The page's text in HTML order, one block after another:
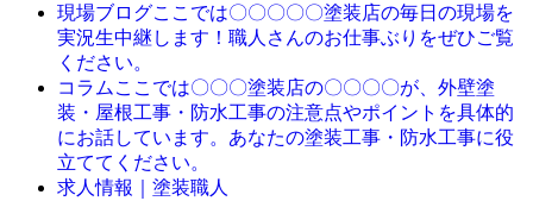
現場ブログここでは〇〇〇〇〇塗装店の毎日の現場を
実況生中継します！職人さんのお仕事ぶりをぜひご覧
ください。
コラム ここでは〇〇〇塗装店の〇〇〇〇が、外壁塗
装・屋根工事・防水工事の注意点やポイントを具体的
にお話しています。あなたの塗装工事・防水工事に役
立ててください。
求人情報｜塗装職人